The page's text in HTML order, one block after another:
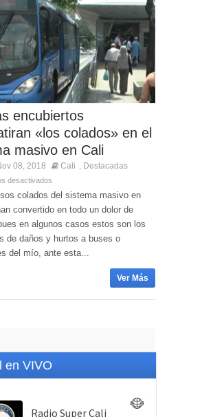
encubiertos
«los colados» en el
masivo en Cali
08, 2018 Cali Destacadas
desactivados
colados del sistema masivo en
convertido en todo un dolor de
en algunos casos estos son los
de daños y hurtos a buses o
del mío, ante esta...
Ver Más
en VIVO